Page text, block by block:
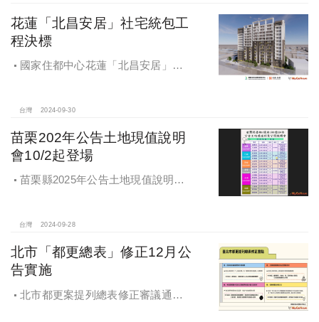
花蓮「北昌安居」社宅統包工
程決標
國家住都中心花蓮「北昌安居」社
台灣 2024-09-30
苗栗202年公告土地現值說明
會10/2起登場
苗栗縣2025年公告土地現值說明會
台灣 2024-09-28
北市「都更總表」修正12月公
告實施
北市都更案提列總表修正審議通過